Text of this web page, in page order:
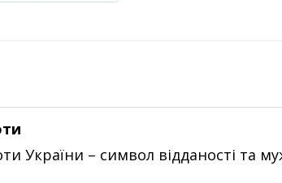
України – символ відданості та